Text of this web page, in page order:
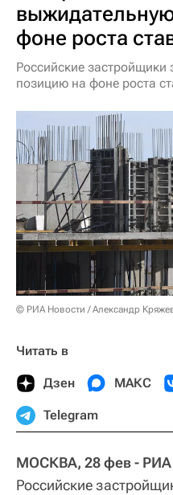
фоне роста
Российские
позицию на фоне роста
© РИА Новости / Александр
Читать в
Дзен МАКС
Telegram
МОСКВА, 28 фев -
Российские